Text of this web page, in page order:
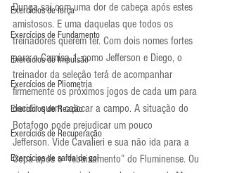
Exercícios de força
Exercícios de Fundamento
Exercícios de Impulsão
Exercícios de Pliometria
Exercícios de Reação
Exercícios de Recuperação
Exercícios de saída de gol
Dunga sai com uma dor de cabeça após estes
amistosos. E uma daquelas que todos os
treinadores querem ter. Com dois nomes fortes
para o Camisa 1, como Jefferson e Diego, o
treinador da seleção terá de acompanhar
firmemente os próximos jogos de cada um para
decidir quem colocar a campo. A situação do
Botafogo pode prejudicar um pouco
Jefferson. Vide Cavalieri e sua não ida para a
Copa após o “rebaixamento” do Fluminense. Ou